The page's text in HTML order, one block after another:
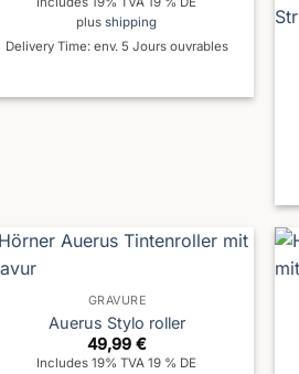
plusshipping
Delivery Time: env. 5 Jours ouvrables
GRAVURE
Auerus Stylo roller
49,99 €
Includes 19% TVA 19 % DE